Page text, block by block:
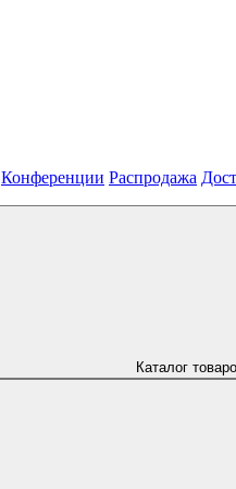
Конференции Распродажа
Каталог